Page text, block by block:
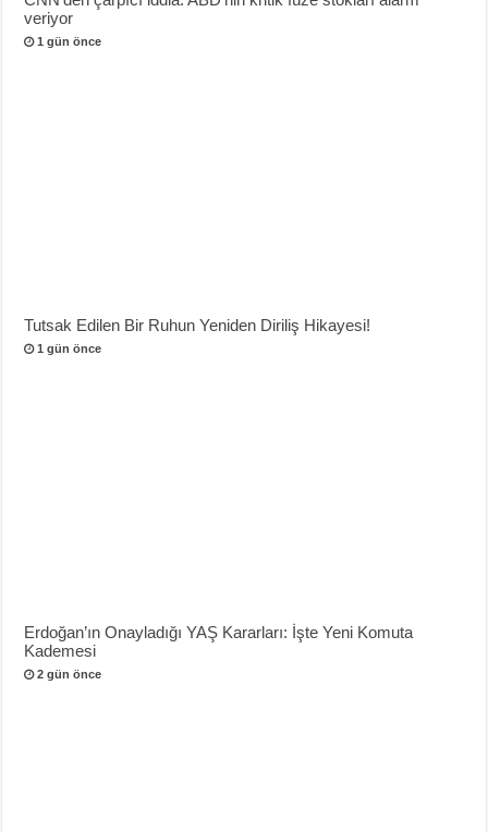
veriyor
1 gün önce
Tutsak Edilen Bir Ruhun Yeniden Diriliş Hikayesi!
1 gün önce
Erdoğan’ın Onayladığı YAŞ Kararları: İşte Yeni Komuta
Kademesi
2 gün önce